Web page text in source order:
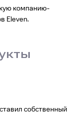
компанию-
Eleven.
собственный